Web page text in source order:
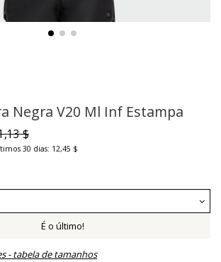
Negra V20 Ml Inf Estampa
$
30 dias: 12,45 $
É o último!
- tabela de tamanhos